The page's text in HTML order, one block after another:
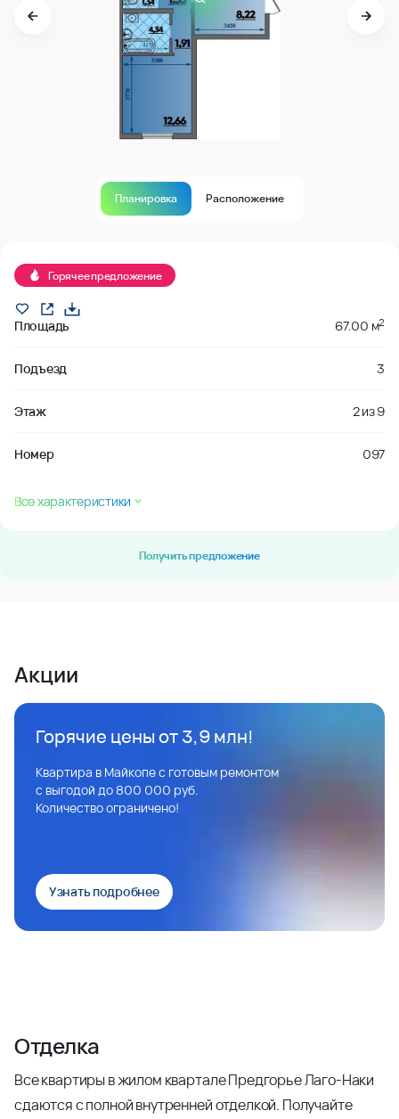
Планировка Расположение
Горячее предложение
Площадь 67.00 м2
Подъезд 3
Этаж 2из9
Номер 097
Все характеристики
Получить предложение
Акции
Горячие цены от 3,9 млн!
Квартира в Майкопе с готовым ремонтом
с выгодой до 800 000 руб.
Количество ограничено!
Узнать подробнее
Отделка
Все квартиры в жилом квартале Предгорье Лаго-Наки
сдаются с полной внутренней отделкой. Получайте